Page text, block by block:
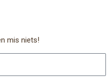
mis niets!